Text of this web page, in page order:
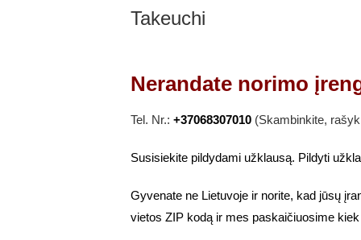
Takeuchi
Nerandate norimo
Tel. Nr.: +37068307010 (Skambinkite,
Susisiekite pildydami užklausą. Pildyti
Gyvenate ne Lietuvoje ir norite, kad jūsų
vietos ZIP kodą ir mes paskaičiuosime